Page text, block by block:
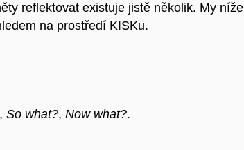
reflektovat existuje jistě několik. My níže
na prostředí KISKu.
, So what?, Now what?.